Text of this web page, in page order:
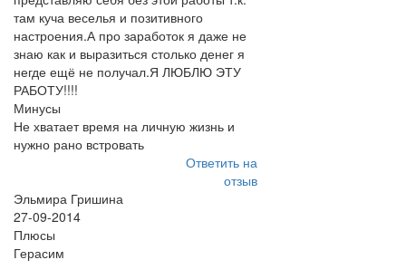
там куча веселья и позитивного
настроения.А про заработок я даже не
знаю как и выразиться столько денег я
негде ещё не получал.Я ЛЮБЛЮ ЭТУ
РАБОТУ!!!!
Минусы
Не хватает время на личную жизнь и
нужно рано встровать
Ответить на
отзыв
Эльмира Гришина
27-09-2014
Плюсы
Герасим